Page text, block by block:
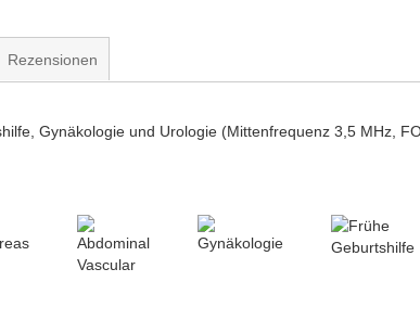
Gynäkologie und Urologie (Mittenfrequenz 3,5 MHz,
Rezensionen